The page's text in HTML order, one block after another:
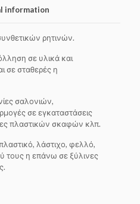
information
ρητινών.
σε υλικά και
σε σταθερές η
σαλονιών,
σε εγκαταστάσεις
πλαστικών σκαφών κλπ.
λάστιχο, φελλό,
τους η επάνω σε ξύλινες